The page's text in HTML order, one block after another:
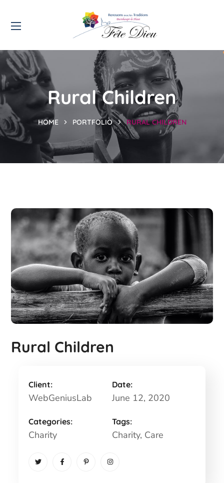
Rural Children
HOME PORTFOLIO RURAL CHILDREN
Rural Children
Client:
WebGeniusLab
Date:
June 12, 2020
Categories:
Charity
Tags:
Charity, Care